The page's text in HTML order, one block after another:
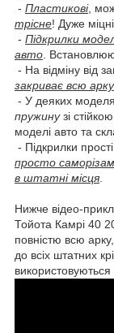
- Пластикові,
трісне! Дуже
- Підкрилки
авто .
- На відміну від
закриває всю
- У деяких
пружинузі
моделі авто та
- Підкрилки прості
просто
в штатні місця
Нижче відео-
Тойота Камрі 40
повністю всю
до всіх штатних
використовуються